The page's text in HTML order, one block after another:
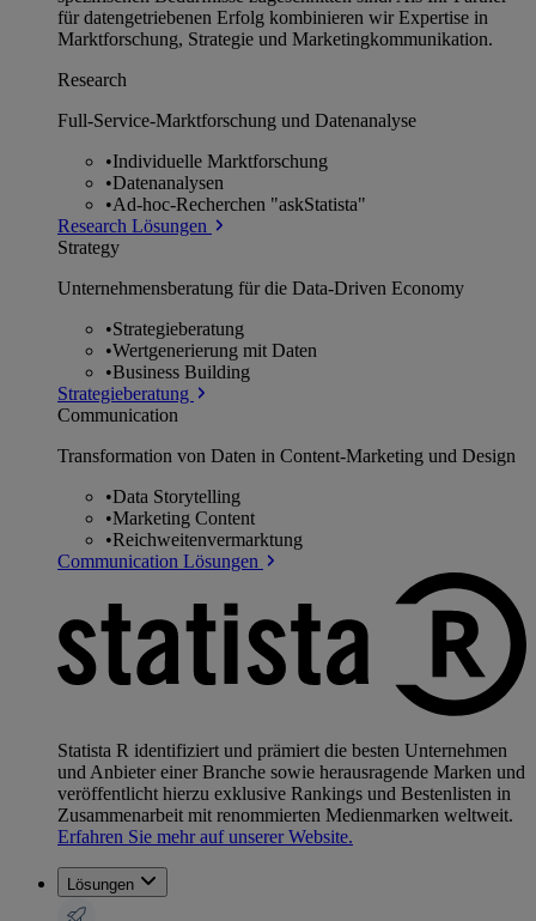
für datengetriebenen Erfolg kombinieren wir Expertise in
Marktforschung, Strategie und Marketingkommunikation.
Research
Full-Service-Marktforschung und Datenanalyse
•Individuelle Marktforschung
•Datenanalysen
•Ad-hoc-Recherchen "askStatista"
Research Lösungen
Strategy
Unternehmens­beratung für die Data-Driven Economy
•Strategieberatung
•Wertgenerierung mit Daten
•Business Building
Strategieberatung
Communication
Transformation von Daten in Content-Marketing und Design
•Data Storytelling
•Marketing Content
•Reichweitenvermarktung
Communication Lösungen
Statista R identifiziert und prämiert die besten Unternehmen
und Anbieter einer Branche sowie herausragende Marken und
veröffentlicht hierzu exklusive Rankings und Bestenlisten in
Zusammenarbeit mit renommierten Medienmarken weltweit.
Erfahren Sie mehr auf unserer Website.
Lösungen